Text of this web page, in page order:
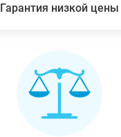
Гарантия низкой цены